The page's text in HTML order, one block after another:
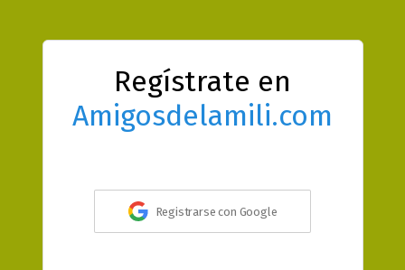
Regístrate en
Amigosdelamili.com
Registrarse con Google